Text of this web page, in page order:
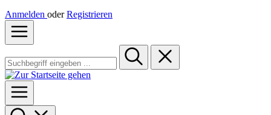
Anmelden oder Registrieren